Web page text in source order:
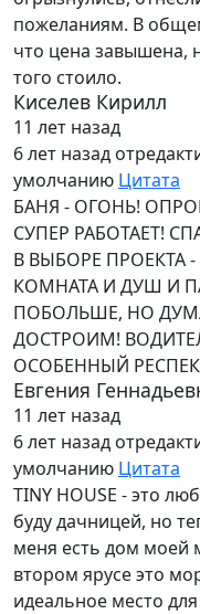
пожеланиям. В
что цена завышена,
того стоило.
Киселев Кирилл
11 лет назад
6 лет назад
умолчанию Цитата
БАНЯ - ОГОНЬ!
СУПЕР РАБОТАЕТ!
В ВЫБОРЕ ПРОЕКТА
КОМНАТА И ДУШ И
ПОБОЛЬШЕ, НО
ДОСТРОИМ!
ОСОБЕННЫЙ
Евгения
11 лет назад
6 лет назад
умолчанию Цитата
TINY HOUSE - это
буду дачницей, но
меня есть дом моей
втором ярусе это
идеальное место